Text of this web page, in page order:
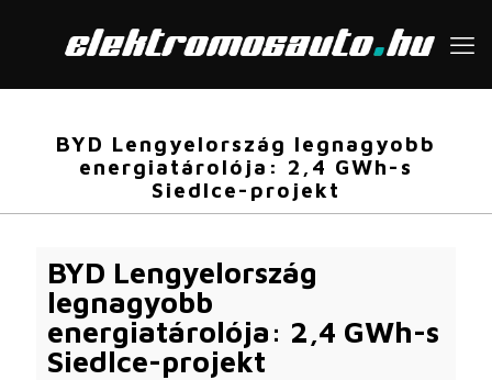
BYD Lengyelország legnagyobb
energiatárolója: 2,4 GWh-s
Siedlce-projekt
BYD Lengyelország
legnagyobb
energiatárolója: 2,4 GWh-s
Siedlce-projekt